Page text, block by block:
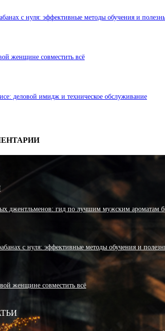
с нуля: эффективные методы обучения и
женщине совместить всё
деловой имидж и техническое обслуживание
джентльменов: гид по лучшим мужским ароматам
с нуля: эффективные методы обучения и
женщине совместить всё